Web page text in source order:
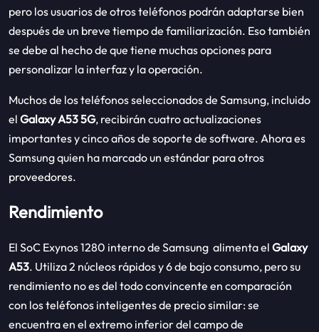
pero los usuarios de otros teléfonos podrán adaptarse bien
después de un breve tiempo de familiarización. Eso también
se debe al hecho de que tiene muchas opciones para
personalizar la interfaz y la operación.
Muchos de los teléfonos seleccionados de Samsung, incluido
el Galaxy A53 5G, recibirán cuatro actualizaciones
importantes y cinco años de soporte de software. Ahora es
Samsung quien ha marcado un estándar para otros
proveedores.
Rendimiento
El SoC Exynos 1280 interno de Samsung alimenta el Galaxy
A53. Utiliza 2 núcleos rápidos y 6 de bajo consumo, pero su
rendimiento no es del todo convincente en comparación
con los teléfonos inteligentes de precio similar: se
encuentra en el extremo inferior del campo de